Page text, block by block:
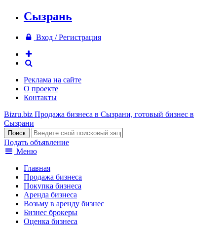
Сызрань
Вход / Регистрация
Реклама на сайте
О проекте
Контакты
Bizru.biz Продажа бизнеса в Сызрани, готовый бизнес в
Сызрани
Подать объявление
Меню
Главная
Продажа бизнеса
Покупка бизнеса
Аренда бизнеса
Возьму в аренду бизнес
Бизнес брокеры
Оценка бизнеса